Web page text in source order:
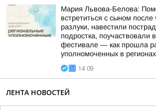
Мария Львова-Белова:
встретиться с сыном после
разлуки, навестили
подростка, поучаствовали
фестивале — как прошла
уполномоченных в
14:09
ЛЕНТА НОВОСТЕЙ